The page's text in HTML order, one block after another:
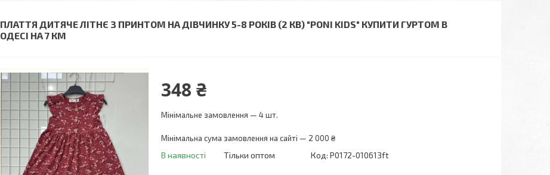
ПЛАТТЯ ДИТЯЧЕ ЛІТНЄ З ПРИНТОМ НА ДІВЧИНКУ 5-8 РОКІВ (2 КВ) "PONI KIDS" КУПИТИ ГУРТОМ В
ОДЕСІ НА 7 КМ
348 ₴
Мінімальне замовлення — 4 шт.
Мінімальна сума замовлення на сайті — 2 000 ₴
В наявності Тільки оптом Код: P0172-010613ft